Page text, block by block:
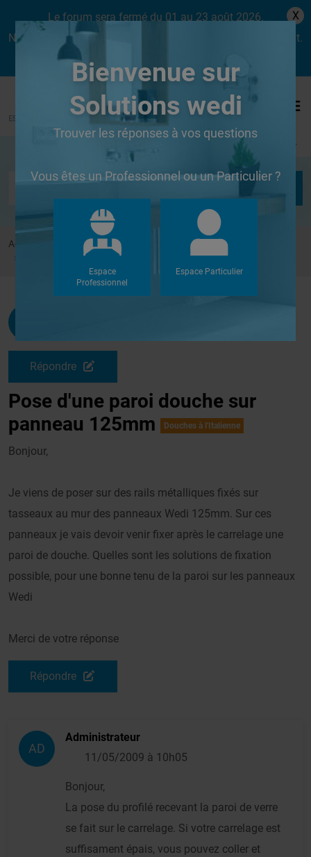
Le forum sera fermé du 01 au 23 août 2026.
Nous aurons le plaisir de vous retrouver dès le lundi 24 août.
X
Se connecter
Accueil Forums
Douches à l'Italienne
Pose d'une paroi douche sur panneau 125mm
Répondre
Pose d'une paroi douche sur
panneau 125mm
Douches à l'Italienne
Bonjour,
Je viens de poser sur des rails métalliques fixés sur
tasseaux au mur des panneaux Wedi 125mm. Sur ces
panneaux je vais devoir venir fixer après le carrelage une
paroi de douche. Quelles sont les solutions de fixation
possible, pour une bonne tenu de la paroi sur les panneaux
Wedi
Merci de votre réponse
Répondre
AD
Administrateur
11/05/2009 à 10h05
Bonjour,
La pose du profilé recevant la paroi de verre
se fait sur le carrelage. Si votre carrelage est
suffisament épais, vous pouvez coller et
Bienvenue sur
Solutions wedi
Trouver les réponses à vos questions
Vous êtes un Professionnel ou un Particulier ?
Espace
Professionnel
Espace Particulier